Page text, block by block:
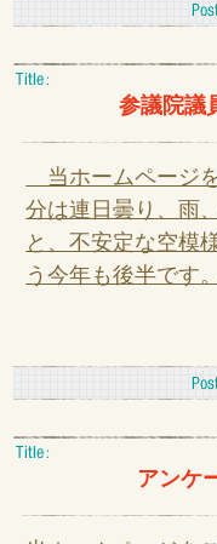
参議院議
当ホームページ
分は連日曇り、雨
と、不安定な空模
う今年も後半です
アンケ